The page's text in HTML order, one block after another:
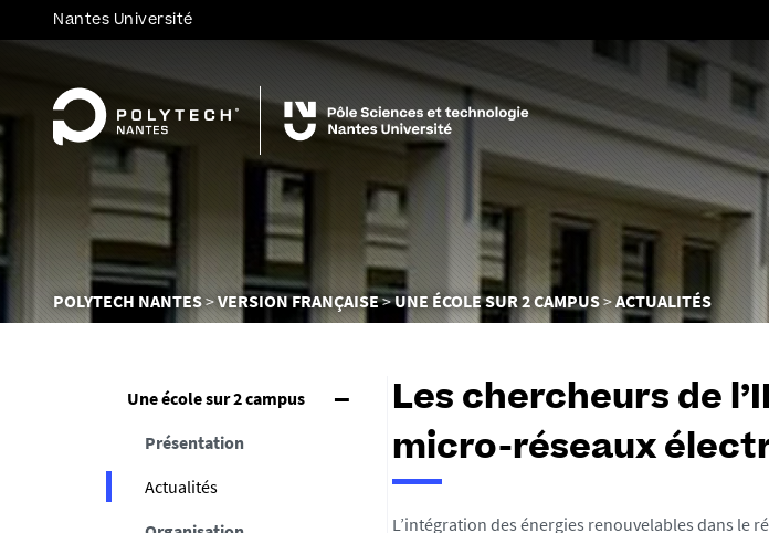
au
Nantes Université
Vous
êtes
POLYTECH NANTES VERSION FRANÇAISE UNE ÉCOLE SUR 2 CAMPUS ACTUALITÉS
Une école sur 2 campus
Présentation
Actualités
Les chercheurs de
micro-réseaux
L’intégration des énergies renouvelables dans le